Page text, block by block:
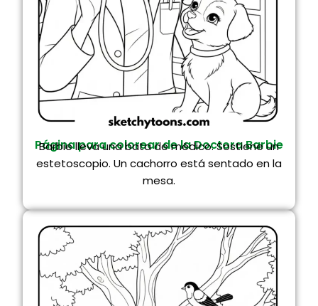
Página para colorear de la Doctora Barbie
Barbie lleva una bata de médico. Sostiene un
estetoscopio. Un cachorro está sentado en la
mesa.